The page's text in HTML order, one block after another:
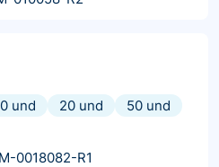
und 20 und
50 und
0018082-R1